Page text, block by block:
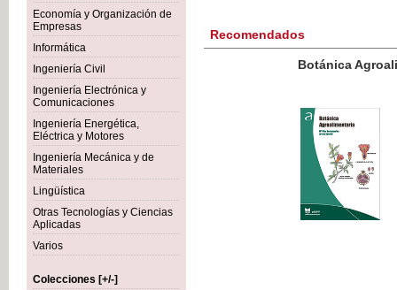
Economía y Organización de
Empresas
Informática
Ingeniería Civil
Ingeniería Electrónica y
Comunicaciones
Ingeniería Energética,
Eléctrica y Motores
Ingeniería Mecánica y de
Materiales
Lingüística
Otras Tecnologías y Ciencias
Aplicadas
Varios
Colecciones [+/-]
Recomendados
Botánica Agroalimentaria
IVA